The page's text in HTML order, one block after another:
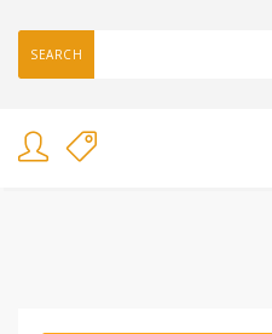
SEARCH